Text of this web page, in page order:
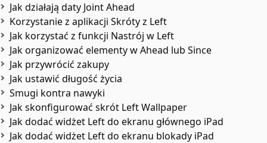
Jak działają daty Joint Ahead
Korzystanie z aplikacji Skróty z Left
Jak korzystać z funkcji Nastrój w Left
Jak organizować elementy w Ahead lub Since
Jak przywrócić zakupy
Jak ustawić długość życia
Smugi kontra nawyki
Jak skonfigurować skrót Left Wallpaper
Jak dodać widżet Left do ekranu głównego iPad
Jak dodać widżet Left do ekranu blokady iPad